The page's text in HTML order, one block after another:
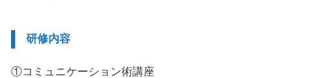
研修内容
①コミュニケーション術講座